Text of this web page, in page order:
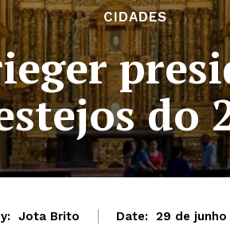
CIDADES
do
Jota Brito Date: 29 de junho